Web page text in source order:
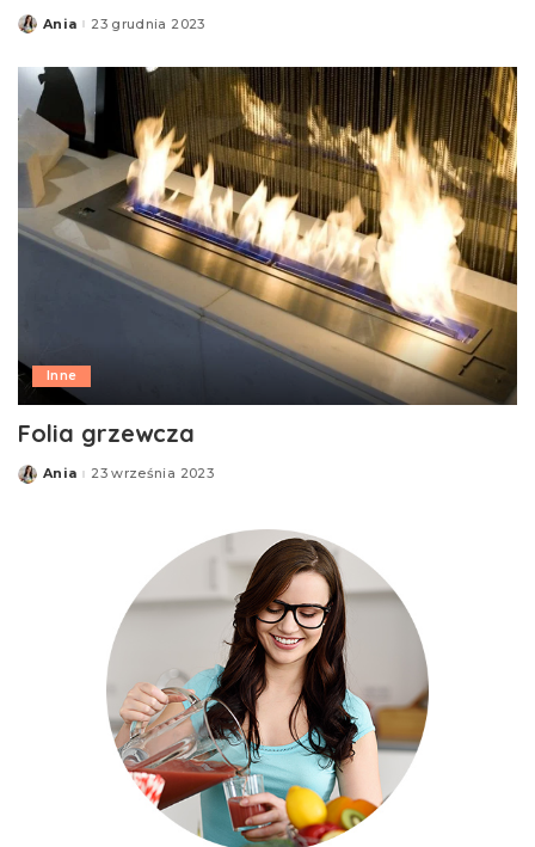
Posted
Ania 23 grudnia 2023
Inne
Folia grzewcza
Posted
Ania 23 września 2023